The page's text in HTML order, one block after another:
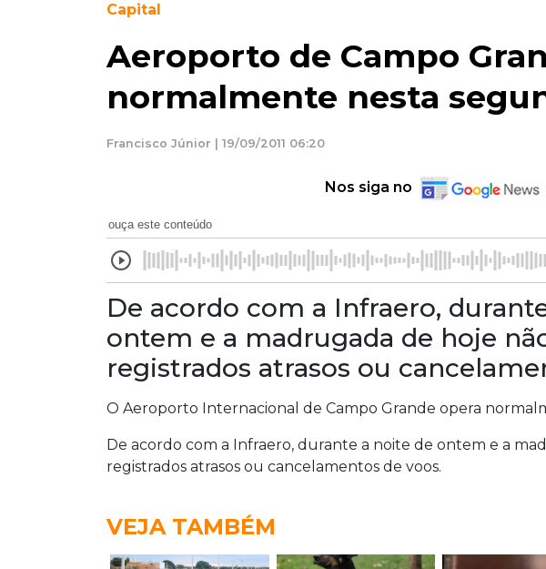
Capital
Aeroporto de Campo
normalmente nesta
Francisco Júnior | 19/09/2011 06:20
Nos siga no
ouça este conteúdo
De acordo com a Infraero,
ontem e a madrugada de hoje
registrados atrasos ou
O Aeroporto Internacional de Campo Grande opera
De acordo com a Infraero, durante a noite de ontem e a
registrados atrasos ou cancelamentos de voos.
VEJA TAMBÉM